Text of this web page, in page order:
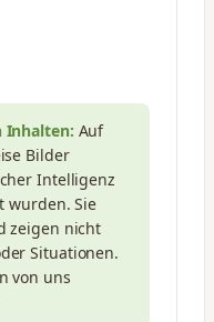
Inhalten: Auf
Bilder
Intelligenz
wurden. Sie
zeigen nicht
Situationen.
von uns